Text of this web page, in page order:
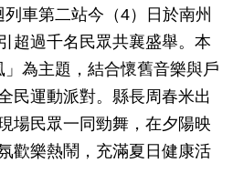
車第二站今（4）日於南州
超過千名民眾共襄盛舉。本
為主題，結合懷舊音樂與戶
民運動派對。縣長周春米出
場民眾一同勁舞，在夕陽映
歡樂熱鬧，充滿夏日健康活